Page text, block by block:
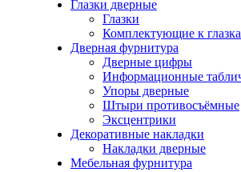
Глазки дверные
Глазки
Комплектующие к
Дверная фурнитура
Дверные цифры
Информационные
Упоры дверные
Штыри противосъёмные
Эксцентрики
Декоративные накладки
Накладки дверные
Мебельная фурнитура